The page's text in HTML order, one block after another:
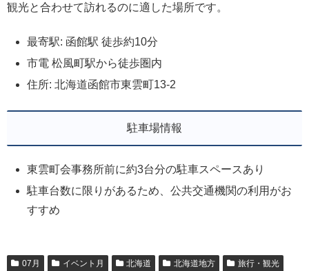
観光と合わせて訪れるのに適した場所です。
最寄駅: 函館駅 徒歩約10分
市電 松風町駅から徒歩圏内
住所: 北海道函館市東雲町13-2
駐車場情報
東雲町会事務所前に約3台分の駐車スペースあり
駐車台数に限りがあるため、公共交通機関の利用がお
すすめ
07月 イベント月 北海道 北海道地方
旅行・観光